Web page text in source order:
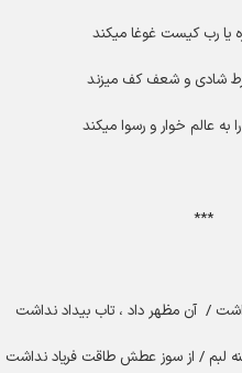
یا رب کیست غوغا میکند
شادی و شعف کف میزند
به عالم خوار و رسوا میکند
***
/ آن مظهر داد ، تاب بیداد نداشت
لبم / از سوز عطش طاقت فریاد نداشت